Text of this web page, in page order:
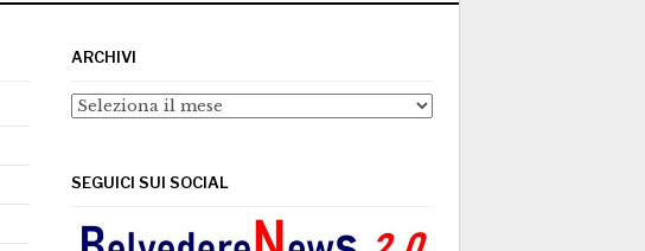
ARCHIVI
Archivi
SEGUICI SUI SOCIAL